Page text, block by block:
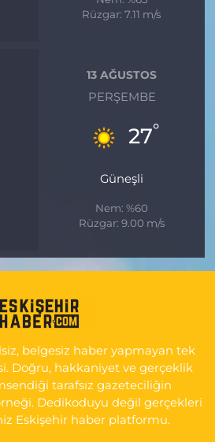
Rüzgar: 7.11 m/s
13 AĞUSTOS
PERŞEMBE
27°
Güneşli
Nem: %60
Rüzgar: 9.00 m/s
belgesiz haber yapmayan tek
Doğru, hakkaniyet ve gerçeklik
tarafsız gazeteciliğin
Dedikoduyu değil gerçekleri
Eskişehir haber platformu.